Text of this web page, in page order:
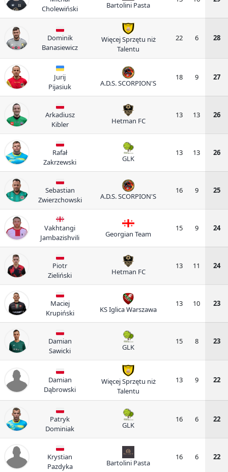
Cholewiński
Bartolini Pasta
Dominik
Banasiewicz
Więcej Sprzętu niż
Talentu
22 6 28
Jurij
Pijasiuk
A.D.S. SCORPION'S
18 9 27
Arkadiusz
Kibler
Hetman FC
13 13 26
Rafał
Zakrzewski
GLK
13 13 26
Sebastian
Zwierzchowski
A.D.S. SCORPION'S
16 9 25
Vakhtangi
Jambazishvili
Georgian Team
15 9 24
Piotr
Zieliński
Hetman FC
13 11 24
Maciej
Krupiński
KS Iglica Warszawa
13 10 23
Damian
Sawicki
GLK
15 8 23
Damian
Dąbrowski
Więcej Sprzętu niż
Talentu
13 9 22
Patryk
Dominiak
GLK
16 6 22
Krystian
Pazdyka
Bartolini Pasta
16 6 22